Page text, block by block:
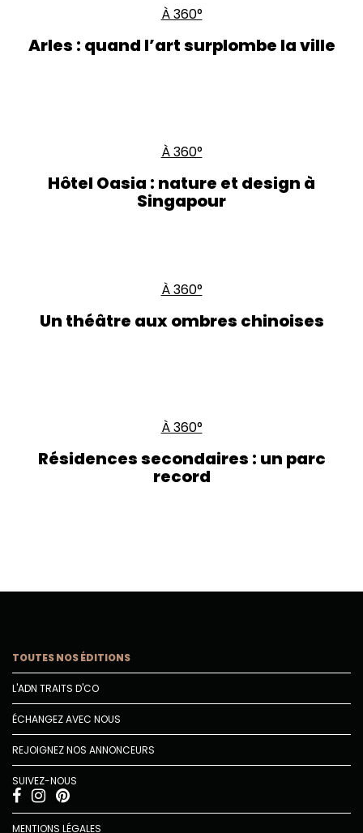
À 360°
Arles : quand l’art surplombe la ville
À 360°
Hôtel Oasia : nature et design à
Singapour
À 360°
Un théâtre aux ombres chinoises
À 360°
Résidences secondaires : un parc
record
TOUTES NOS ÉDITIONS
L'ADN TRAITS D'CO
ÉCHANGEZ AVEC NOUS
REJOIGNEZ NOS ANNONCEURS
SUIVEZ-NOUS
MENTIONS LÉGALES